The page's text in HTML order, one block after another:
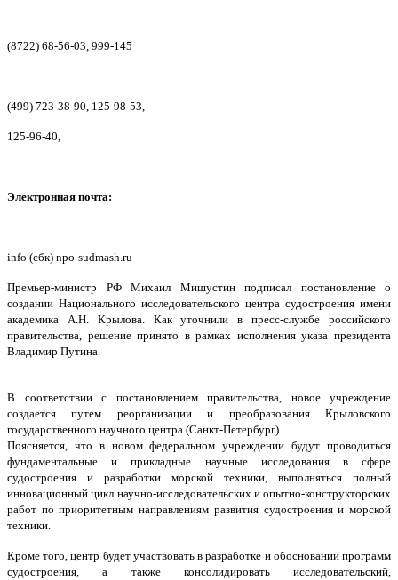
(8722) 68-56-03, 999-145
(499) 723-38-90, 125-98-53,
125-96-40,
Электронная почта:
info (сбк) npo-sudmash.ru
Премьер-министр РФ Михаил Мишустин подписал постановление о
создании Национального исследовательского центра судостроения имени
академика А.Н. Крылова. Как уточнили в пресс-службе российского
правительства, решение принято в рамках исполнения указа президента
Владимир Путина.
В соответствии с постановлением правительства, новое учреждение
создается путем реорганизации и преобразования Крыловского
государственного научного центра (Санкт-Петербург).
Поясняется, что в новом федеральном учреждении будут проводиться
фундаментальные и прикладные научные исследования в сфере
судостроения и разработки морской техники, выполняться полный
инновационный цикл научно-исследовательских и опытно-конструкторских
работ по приоритетным направлениям развития судостроения и морской
техники.
Кроме того, центр будет участвовать в разработке и обосновании программ
судостроения, а также консолидировать исследовательский,